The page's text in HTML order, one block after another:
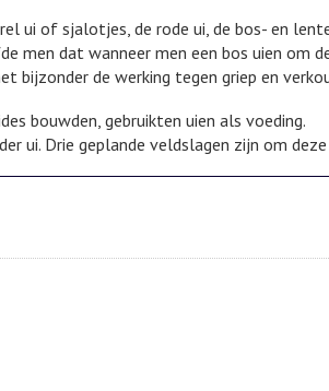
ui of sjalotjes, de rode ui, de bos- en
dat wanneer men een bos uien om
bijzonder de werking tegen griep en
bouwden, gebruikten uien als voeding.
ui. Drie geplande veldslagen zijn om